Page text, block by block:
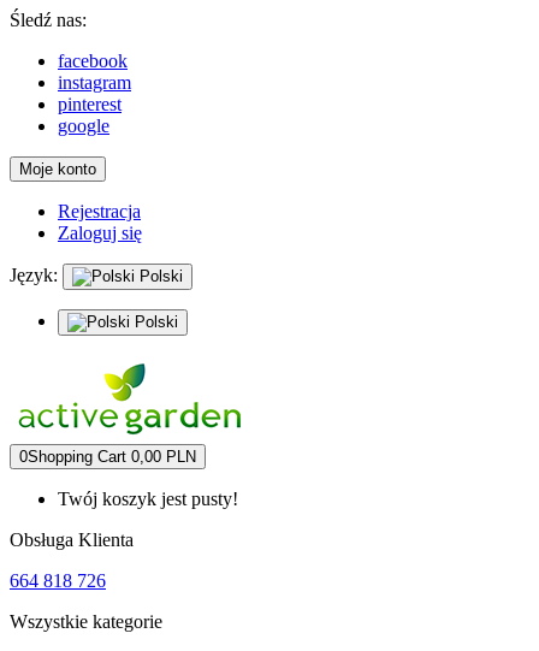
Śledź nas:
facebook
instagram
pinterest
google
Moje konto
Rejestracja
Zaloguj się
Język: Polski
Polski
0Shopping Cart 0,00 PLN
Twój koszyk jest pusty!
Obsługa Klienta
664 818 726
Wszystkie kategorie